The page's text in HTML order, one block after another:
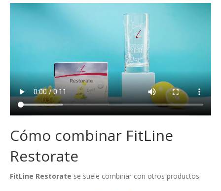
Cómo combinar FitLine
Restorate
FitLine Restorate se suele combinar con otros productos: